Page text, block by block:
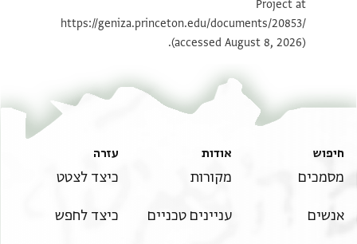
תנאי היתר שימוש בתצלום
Project at
https://geniza.princeton.edu/documents/20853/
(accessed August 8, 2026).
חיפוש
מסמכים
אנשים
אודות
מקורות
עניינים טכניים
עזרה
כיצד לצטט
כיצד לחפש